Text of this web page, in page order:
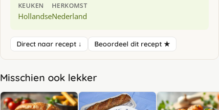
KEUKEN
Hollandse
HERKOMST
Nederland
Direct naar recept ↓ Beoordeel dit recept ★
Misschien ook lekker